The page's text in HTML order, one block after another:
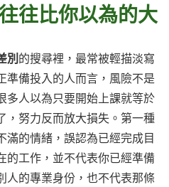
往比你以為的大
別 的搜尋裡，最常被輕描淡寫
準備投入的人而言，風險不是
多人以為只要開始上課就等於
，努力反而放大損失。第一種
滿的情緒，誤認為已經完成目
的工作，並不代表你已經準備
人的專業身份，也不代表那條